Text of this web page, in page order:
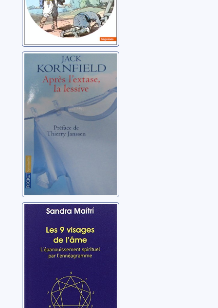
1817-.... )
Après l'extase, la
lessive:
comment la
sagesse du
coeur se
développe sur la
voie spirituelle
Kornfield, Jack
Les 9 visages de
l'âme:
l'épanouissement
spirituel par
Maitri, Sandra